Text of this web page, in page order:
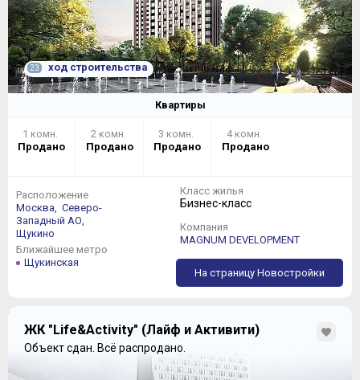
23 ход строительства
Квартиры
1 комн.
Продано
2 комн.
Продано
3 комн.
Продано
4 комн.
Продано
Расположение
Москва, Северо-
Западный АО,
Щукино
Ближайшее метро
Щукинская
Класс жилья
Бизнес-класс
Компания
MAGNUM DEVELOPMENT
На страницу Новостройки
ЖК "Life&Activity" (Лайф и Активити)
Объект сдан. Всё распродано.